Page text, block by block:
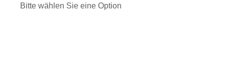
Bitte wählen Sie eine Option